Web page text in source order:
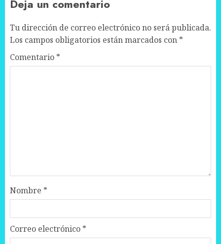
Deja un comentario
Tu dirección de correo electrónico no será publicada.
Los campos obligatorios están marcados con *
Comentario *
Nombre *
Correo electrónico *